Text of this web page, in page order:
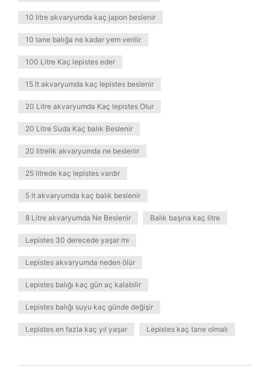
10 litre akvaryumda kaç japon beslenir
10 tane balığa ne kadar yem verilir
100 Litre Kaç lepistes eder
15 lt akvaryumda kaç lepistes beslenir
20 Litre akvaryumda Kaç lepistes Olur
20 Litre Suda Kaç balık Beslenir
20 litrelik akvaryumda ne beslenir
25 litrede kaç lepistes vardır
5 lt akvaryumda kaç balık beslenir
8 Litre akvaryumda Ne Beslenir Balık başına kaç litre
Lepistes 30 derecede yaşar mı
Lepistes akvaryumda neden ölür
Lepistes balığı kaç gün aç kalabilir
Lepistes balığı suyu kaç günde değişir
Lepistes en fazla kaç yıl yaşar Lepistes kaç tane olmalı